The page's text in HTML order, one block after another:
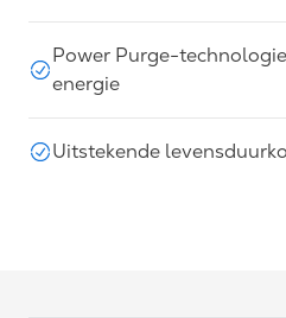
Power Purge-
energie
Uitstekende